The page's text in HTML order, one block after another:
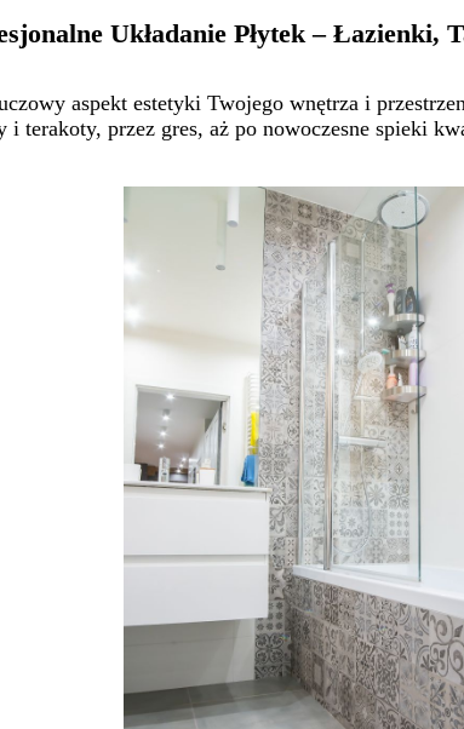
Układanie Płytek – Łazienki,
aspekt estetyki Twojego wnętrza i
i terakoty, przez gres, aż po nowoczesne spieki